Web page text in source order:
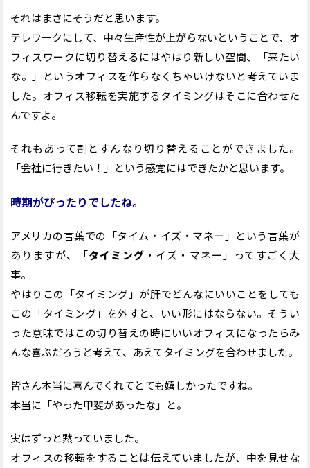
それはまさにそうだと思います。
テレワークにして、中々生産性が上がらないということで、オ
フィスワークに切り替えるにはやはり新しい空間、「来たい
な。」というオフィスを作らなくちゃいけないと考えていま
した。オフィス移転を実施するタイミングはそこに合わせた
んですよ。
それもあって割とすんなり切り替えることができました。
「会社に行きたい！」という感覚にはできたかと思います。
時期がぴったりでしたね。
アメリカの言葉での「タイム・イズ・マネー」という言葉が
ありますが、「タイミング ・イズ・マネー」ってすごく大
事。
やはりこの「タイミング」が肝でどんなにいいことをしても
この「タイミング」を外すと、いい形にはならない。そうい
った意味ではこの切り替えの時にいいオフィスになったらみ
んな喜ぶだろうと考えて、あえてタイミングを合わせました。
皆さん本当に喜んでくれてとても嬉しかったですね。
本当に「やった甲斐があったな」と。
実はずっと黙っていました。
オフィスの移転をすることは伝えていましたが、中を見せな